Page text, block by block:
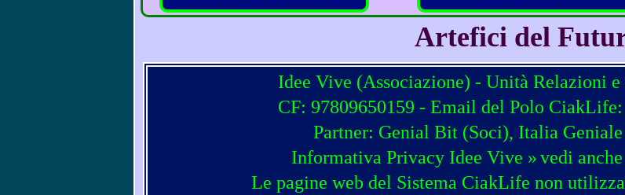
Artefici del
Idee Vive (Associazione) - Unità Relazioni e
CF: 97809650159 - Email del Polo
Partner: Genial Bit(Soci), Italia
Informativa Privacy Idee Vive »vedi
Le pagine web del Sistema CiakLife non